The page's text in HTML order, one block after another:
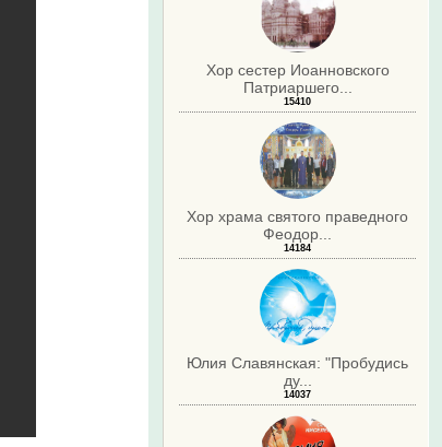
Хор сестер Иоанновского
Патриаршего...
15410
Хор храма святого праведного
Феодор...
14184
Юлия Славянская: "Пробудись
ду...
14037